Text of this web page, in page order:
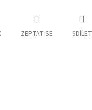
ZEPTAT SE SDÍLET